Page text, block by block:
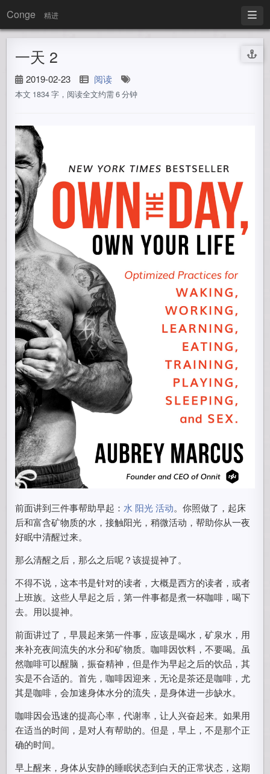
Conge 精进
一天 2
2019-02-23 阅读
本文 1834 字，阅读全文约需 6 分钟
前面讲到三件事帮助早起： 水 阳光 活动。你照做了，起床
后和富含矿物质的水，接触阳光，稍微活动，帮助你从一夜
好眠中清醒过来。
那么清醒之后，那么之后呢？该提提神了。
不得不说，这本书是针对的读者，大概是西方的读者，或者
上班族。这些人早起之后，第一件事都是煮一杯咖啡，喝下
去。用以提神。
前面讲过了，早晨起来第一件事，应该是喝水，矿泉水，用
来补充夜间流失的水分和矿物质。咖啡因饮料，不要喝。虽
然咖啡可以醒脑，振奋精神，但是作为早起之后的饮品，其
实是不合适的。首先，咖啡因迎来，无论是茶还是咖啡，尤
其是咖啡，会加速身体水分的流失，是身体进一步缺水。
咖啡因会迅速的提高心率，代谢率，让人兴奋起来。如果用
在适当的时间，是对人有帮助的。但是，早上，不是那个正
确的时间。
早上醒来，身体从安静的睡眠状态到白天的正常状态，这期